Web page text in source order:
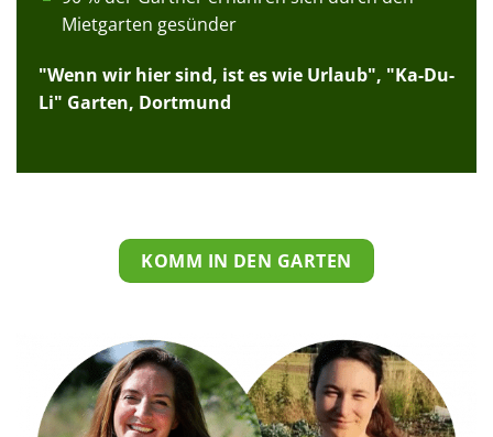
Mietgarten gesünder
"Wenn wir hier sind, ist es wie Urlaub", "Ka-Du-
Li" Garten, Dortmund
KOMM IN DEN GARTEN